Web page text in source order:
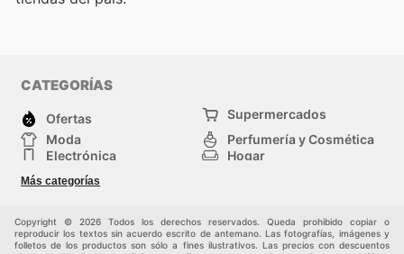
CATEGORÍAS
Ofertas
Supermercados
Moda
Perfumería y Cosmética
Electrónica
Hogar
Deporte
Juguetes y bebés
Más categorías
Copyright © 2026 Todos los derechos reservados. Queda prohibido copiar o
reproducir los textos sin acuerdo escrito de antemano. Las fotografías, imágenes y
folletos de los productos son sólo a fines ilustrativos. Las precios con descuentos